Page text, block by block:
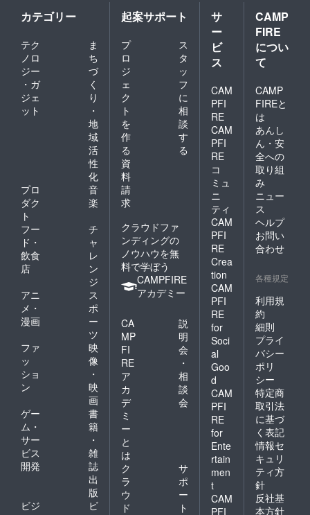
カテゴリー
テク
ノロ
ジー
・ガ
ジェ
ット
ま
ち
づ
く
り
・
地
域
活
性
化
プロ
ダク
ト
音
楽
フー
ド・
飲食
店
チ
ャ
レ
ン
ジ
アニ
メ・
漫画
ス
ポ
ー
ツ
ファ
ッ
ショ
ン
映
像
・
映
画
ゲー
ム・
サー
ビス
開発
書
籍
・
雑
誌
出
版
ビジ
ビ
起案サポート
プ
ロ
ジ
ェ
ク
ト
を
作
る
ス
タ
ッ
フ
に
相
談
す
る
資
料
請
求
クラウドファ
ンディングの
ノウハウを無
料で学ぼう
CAMPFIRE
アカデミー
CA
MP
FI
RE
ア
カ
デ
ミ
ー
と
は
説
明
会
・
相
談
会
ク
ラ
ウ
ド
サ
ポ
ー
ト
サ
ー
ビ
ス
CAM
PFI
RE
CAM
PFI
RE
コ
ミュ
ニ
ティ
CAM
PFI
RE
Crea
tion
CAM
PFI
RE
for
Soci
al
Goo
d
CAM
PFI
RE
for
Ente
rtain
men
t
CAM
PFI
CAMP
FIRE
につい
て
CAMP
FIREと
は
あんし
ん・安
全への
取り組
み
ニュー
ス
ヘルプ
お問い
合わせ
各種規定
利用規
約
細則
プライ
バシー
ポリ
シー
特定商
取引法
に基づ
く表記
情報セ
キュリ
ティ方
針
反社基
本方針